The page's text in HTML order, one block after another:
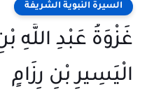
السيرة النبوية الشريفة
غَزْوَةُ عَبْدِ اللَّهِ
الْيَسِيرِ بْنِ رِزَامٍ